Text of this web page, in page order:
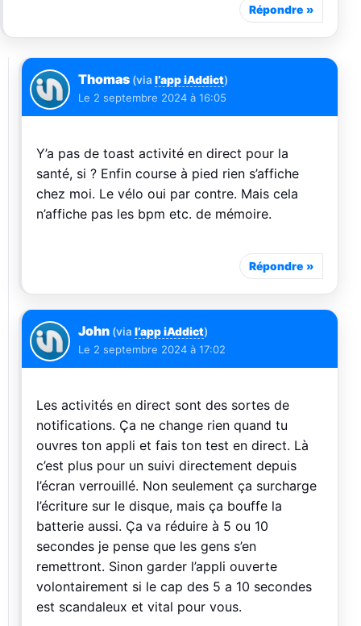
Répondre
Thomas (via l’app iAddict)
Le 2 septembre 2024 à 16:05
Y’a pas de toast activité en direct pour la
santé, si ? Enfin course à pied rien s’affiche
chez moi. Le vélo oui par contre. Mais cela
n’affiche pas les bpm etc. de mémoire.
Répondre
John (via l’app iAddict)
Le 2 septembre 2024 à 17:02
Les activités en direct sont des sortes de
notifications. Ça ne change rien quand tu
ouvres ton appli et fais ton test en direct. Là
c’est plus pour un suivi directement depuis
l’écran verrouillé. Non seulement ça surcharge
l’écriture sur le disque, mais ça bouffe la
batterie aussi. Ça va réduire à 5 ou 10
secondes je pense que les gens s’en
remettront. Sinon garder l’appli ouverte
volontairement si le cap des 5 a 10 secondes
est scandaleux et vital pour vous.